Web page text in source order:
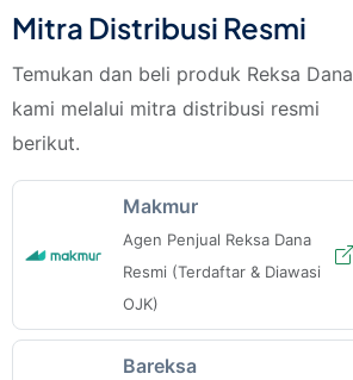
Mitra Distribusi Resmi
Temukan dan beli produk Reksa Dana
kami melalui mitra distribusi resmi
berikut.
Makmur
Agen Penjual Reksa Dana
Resmi (Terdaftar & Diawasi
OJK)
Bareksa